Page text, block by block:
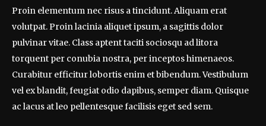
Proin elementum nec risus a tincidunt. Aliquam erat
volutpat. Proin lacinia aliquet ipsum, a sagittis dolor
pulvinar vitae. Class aptent taciti sociosqu ad litora
torquent per conubia nostra, per inceptos himenaeos.
Curabitur efficitur lobortis enim et bibendum. Vestibulum
vel ex blandit, feugiat odio dapibus, semper diam. Quisque
ac lacus at leo pellentesque facilisis eget sed sem.